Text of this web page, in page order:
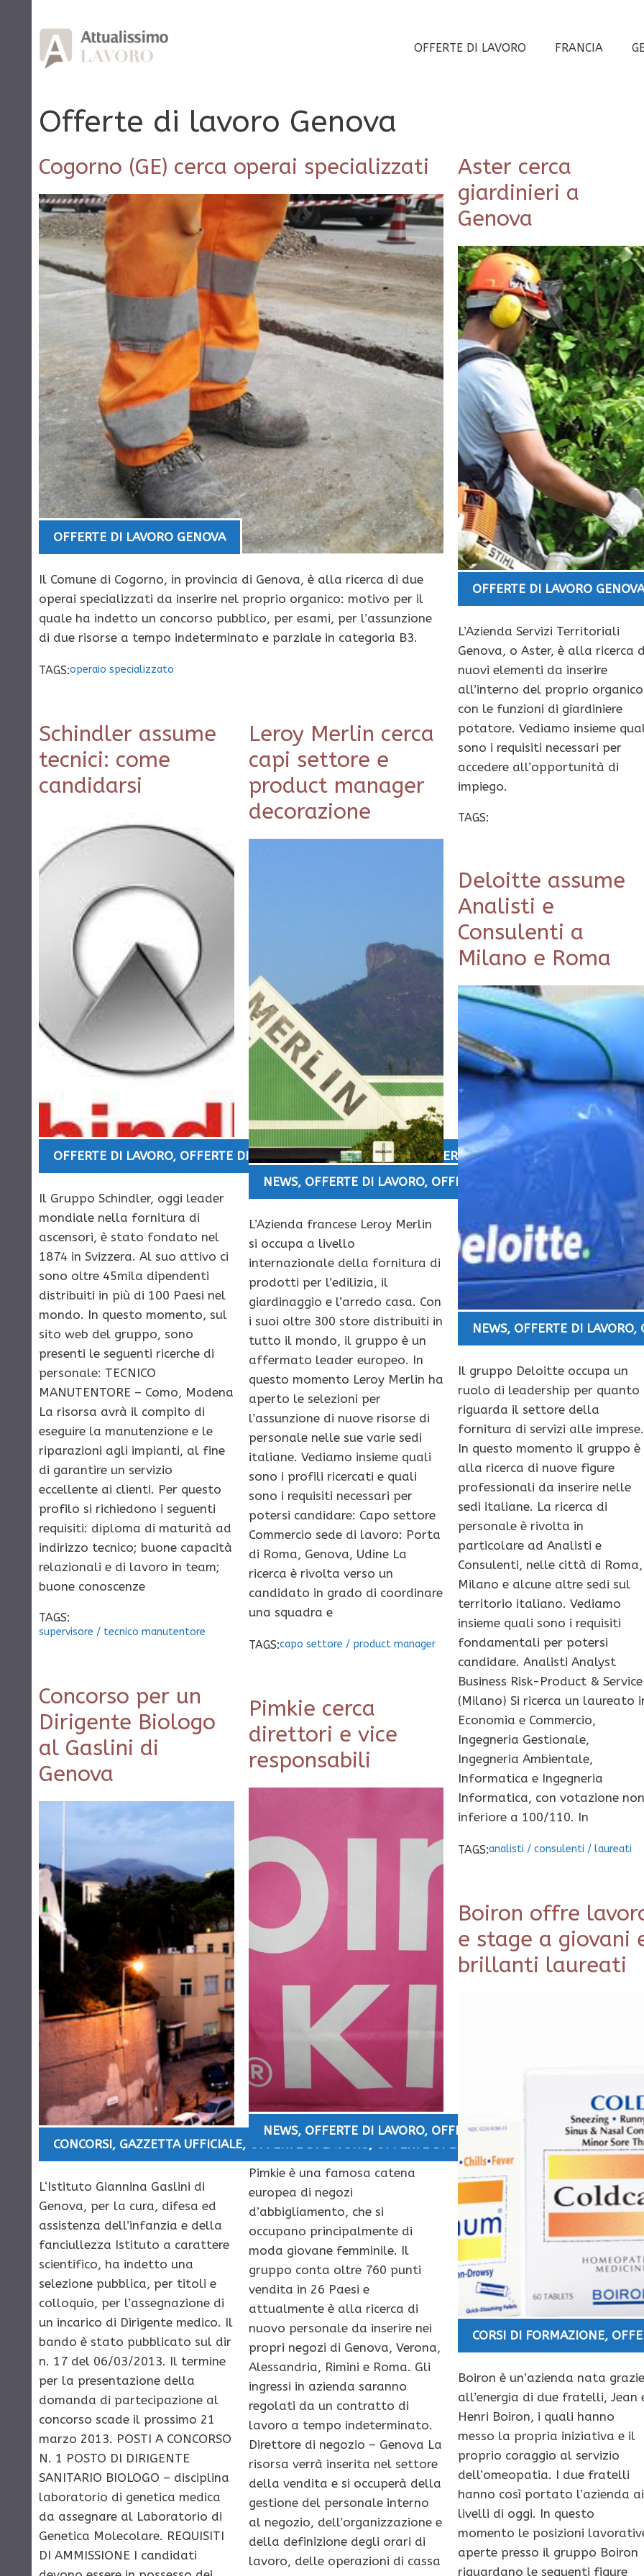
contenuto
OFFERTE DI LAVORO FRANCIA
Offerte di lavoro Genova
Cogorno (GE) cerca operai specializzati
OFFERTE DI LAVORO GENOVA
Il Comune di Cogorno, in provincia di Genova, è alla ricerca di due
operai specializzati da inserire nel proprio organico: motivo per il
quale ha indetto un concorso pubblico, per esami, per l’assunzione
di due risorse a tempo indeterminato e parziale in categoria B3.
TAGS:operaio specializzato
Aster cerca
giardinieri a
Genova
OFFERTE DI LAVORO
L’Azienda Servizi Territoriali
Genova, o Aster, è alla ricerca
nuovi elementi da inserire
all’interno del proprio organico
con le funzioni di giardiniere
potatore. Vediamo insieme
sono i requisiti necessari per
accedere all’opportunità di
impiego.
TAGS:
Schindler assume
tecnici: come
candidarsi
OFFERTE DI LAVORO, OFFERTE DI LAVORO EMILIA-ROMAGNA,OFFERTE DI LAVORO GENOVA
Il Gruppo Schindler, oggi leader
mondiale nella fornitura di
ascensori, è stato fondato nel
1874 in Svizzera. Al suo attivo ci
sono oltre 45mila dipendenti
distribuiti in più di 100 Paesi nel
mondo. In questo momento, sul
sito web del gruppo, sono
presenti le seguenti ricerche di
personale: TECNICO
MANUTENTORE – Como, Modena
La risorsa avrà il compito di
eseguire la manutenzione e le
riparazioni agli impianti, al fine
di garantire un servizio
eccellente ai clienti. Per questo
profilo si richiedono i seguenti
requisiti: diploma di maturità ad
indirizzo tecnico; buone capacità
relazionali e di lavoro in team;
buone conoscenze
TAGS:
supervisore / tecnico manutentore
Leroy Merlin cerca
capi settore e
product manager
decorazione
NEWS, OFFERTE DI LAVORO, OFFERTE DI LAVORO FRIULI
L’Azienda francese Leroy Merlin
si occupa a livello
internazionale della fornitura di
prodotti per l’edilizia, il
giardinaggio e l’arredo casa. Con
i suoi oltre 300 store distribuiti in
tutto il mondo, il gruppo è un
affermato leader europeo. In
questo momento Leroy Merlin ha
aperto le selezioni per
l’assunzione di nuove risorse di
personale nelle sue varie sedi
italiane. Vediamo insieme quali
sono i profili ricercati e quali
sono i requisiti necessari per
potersi candidare: Capo settore
Commercio sede di lavoro: Porta
di Roma, Genova, Udine La
ricerca è rivolta verso un
candidato in grado di coordinare
una squadra e
TAGS:capo settore / product manager
Deloitte assume
Analisti e
Consulenti a
Milano e Roma
NEWS, OFFERTE DI LAVORO,
Il gruppo Deloitte occupa un
ruolo di leadership per quanto
riguarda il settore della
fornitura di servizi alle imprese.
In questo momento il gruppo è
alla ricerca di nuove figure
professionali da inserire nelle
sedi italiane. La ricerca di
personale è rivolta in
particolare ad Analisti e
Consulenti, nelle città di Roma,
Milano e alcune altre sedi sul
territorio italiano. Vediamo
insieme quali sono i requisiti
fondamentali per potersi
candidare. Analisti Analyst
Business Risk-Product & Service
(Milano) Si ricerca un laureato
Economia e Commercio,
Ingegneria Gestionale,
Ingegneria Ambientale,
Informatica e Ingegneria
Informatica, con votazione non
inferiore a 100/110. In
TAGS:analisti /consulenti /laureati
Concorso per un
Dirigente Biologo
al Gaslini di
Genova
CONCORSI, GAZZETTA UFFICIALE, OFFERTE DI LAVORO, OFFERTE DI LAVORO GENOVA
L‘Istituto Giannina Gaslini di
Genova, per la cura, difesa ed
assistenza dell’infanzia e della
fanciullezza Istituto a carattere
scientifico, ha indetto una
selezione pubblica, per titoli e
colloquio, per l’assegnazione di
un incarico di Dirigente medico. Il
bando è stato pubblicato sul dir
n. 17 del 06/03/2013. Il termine
per la presentazione della
domanda di partecipazione al
concorso scade il prossimo 21
marzo 2013. POSTI A CONCORSO
N. 1 POSTO DI DIRIGENTE
SANITARIO BIOLOGO – disciplina
laboratorio di genetica medica
da assegnare al Laboratorio di
Genetica Molecolare. REQUISITI
DI AMMISSIONE I candidati
Pimkie cerca
direttori e vice
responsabili
NEWS, OFFERTE DI LAVORO, OFFERTE DI LAVORO EMILIA-
Pimkie è una famosa catena
europea di negozi
d’abbigliamento, che si
occupano principalmente di
moda giovane femminile. Il
gruppo conta oltre 760 punti
vendita in 26 Paesi e
attualmente è alla ricerca di
nuovo personale da inserire nei
propri negozi di Genova, Verona,
Alessandria, Rimini e Roma. Gli
ingressi in azienda saranno
regolati da un contratto di
lavoro a tempo indeterminato.
Direttore di negozio – Genova La
risorsa verrà inserita nel settore
della vendita e si occuperà della
gestione del personale interno
al negozio, dell’organizzazione e
della definizione degli orari di
lavoro, delle operazioni di cassa
Boiron offre
e stage a giovani
brillanti laureati
CORSI DI FORMAZIONE,
Boiron è un’azienda nata grazie
all’energia di due fratelli, Jean
Henri Boiron, i quali hanno
messo la propria iniziativa e il
proprio coraggio al servizio
dell’omeopatia. I due fratelli
hanno così portato l’azienda ai
livelli di oggi. In questo
momento le posizioni
aperte presso il gruppo Boiron
riguardano le seguenti figure